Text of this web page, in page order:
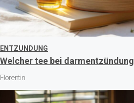
ENTZUNDUNG
Welcher tee bei darmentzündung
Florentin